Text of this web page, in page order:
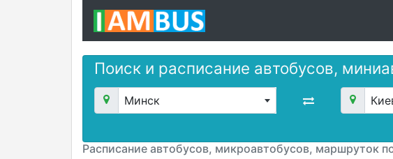
Поиск и расписание автобусов,
Минск
Расписание автобусов, микроавтобусов, маршруток